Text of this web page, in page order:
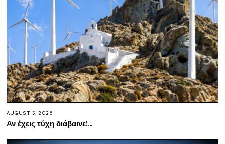
AUGUST 5, 2026
Αν έχεις τύχη διάβαινε!…